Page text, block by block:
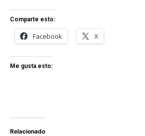
Comparte esto:
Facebook X
Me gusta esto:
Relacionado